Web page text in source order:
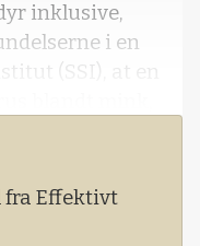
inklusive,
i en
(SSI), at en
ville være
fra Effektivt